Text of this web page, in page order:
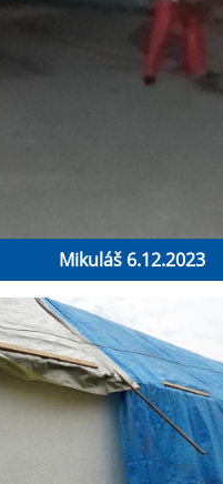
Mikuláš 6.12.2023